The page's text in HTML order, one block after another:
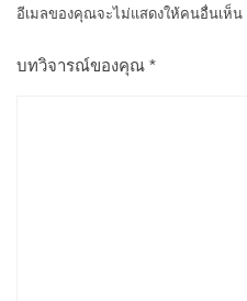
อีเมลของคุณจะไม่แสดงให้คนอื่นเห็น
บทวิจารณ์ของคุณ *